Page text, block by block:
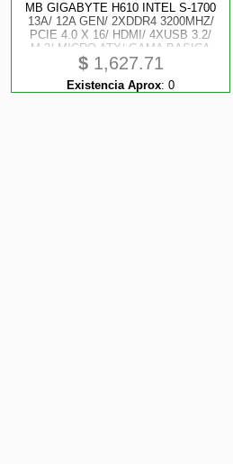
MB GIGABYTE H610 INTEL S-1700
13A/ 12A GEN/ 2XDDR4 3200MHZ/
PCIE 4.0 X 16/ HDMI/ 4XUSB 3.2/
M.2/ MICRO ATX/ GAMA BASICA
$1,627.71
Existencia Aprox: 0